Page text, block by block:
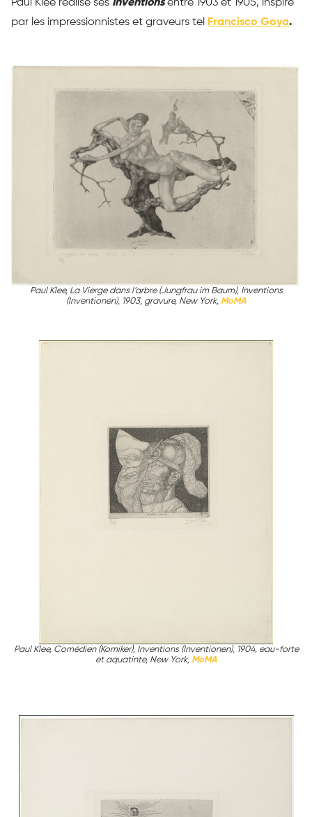
Paul Klee réalise ses Inventionsentre 1903 et 1905, inspiré
par les impressionnistes et graveurs tel
Francisco Goya.
Paul Klee, La Vierge dans l’arbre (Jungfrau im Baum), Inventions
(Inventionen), 1903, gravure, New York, MoMA
Paul Klee, Comédien (Komiker), Inventions (Inventionen), 1904, eau-forte
et aquatinte, New York, MoMA